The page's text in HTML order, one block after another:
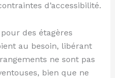
d’accessibilité.
des étagères
au besoin, libérant
ne sont pas
bien que ne